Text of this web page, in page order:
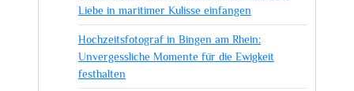
Liebe in maritimer Kulisse einfangen
Hochzeitsfotograf in Bingen am Rhein:
Unvergessliche Momente für die Ewigkeit
festhalten